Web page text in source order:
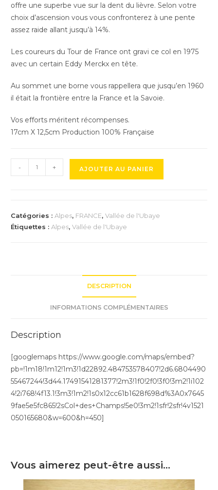
offre une superbe vue sur la dent du lièvre. Selon votre
choix d’ascension vous vous confronterez à une pente
assez raide allant jusqu’à 14%.
Les coureurs du Tour de France ont gravi ce col en 1975
avec un certain Eddy Merckx en tête.
Au sommet une borne vous rappellera que jusqu’en 1960
il était la frontière entre la France et la Savoie.
Vos efforts méritent récompenses.
17cm X 12,5cm Production 100% Française
quantité
de
Col
des
- + AJOUTER AU PANIER
Catégories : Alpes, FRANCE,Vallée de l'Ubaye
Étiquettes : Alpes,Vallée de l'Ubaye
DESCRIPTION
INFORMATIONS COMPLÉMENTAIRES
Description
[googlemaps https://www.google.com/maps/embed?
pb=!1m18!1m12!1m3!1d22892.484753578407!2d6.6804490
55467244!3d44.17491541281377!2m3!1f0!2f0!3f0!3m2!1i102
4!2i768!4f13.1!3m3!1m2!1s0x12cc61b1628f698d%3A0x7645
9fae5e5fc865!2sCol+des+Champs!5e0!3m2!1sfr!2sfr!4v1521
050165680&w=600&h=450]
Vous aimerez peut-être aussi…